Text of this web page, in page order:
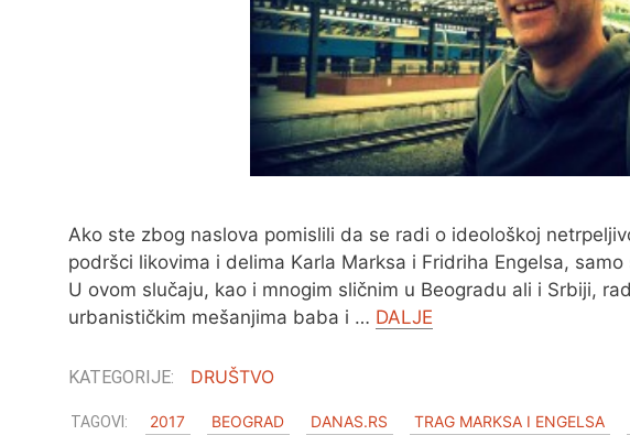
Ako ste zbog naslova pomislili da se radi o ideološkoj
podršci likovima i delima Karla Marksa i Fridriha Engelsa,
U ovom slučaju, kao i mnogim sličnim u Beogradu ali i Srbiji,
urbanističkim mešanjima baba i … DALJE
DRUŠTVO
2017 BEOGRAD DANAS.RS TRAG MARKSA I ENGELSA